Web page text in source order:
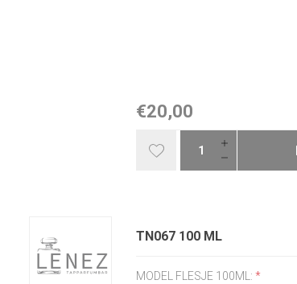
€20,00
TN067 100 ML
MODEL FLESJE 100ML:*